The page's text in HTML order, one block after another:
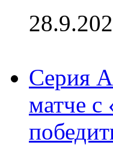
Серия
матче с